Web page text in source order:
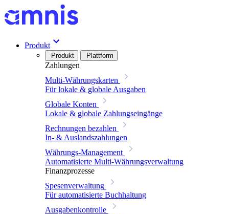
Produkt
Produkt Plattform
Zahlungen
Multi-Währungskarten
Für lokale & globale Ausgaben
Globale Konten
Lokale & globale Zahlungseingänge
Rechnungen bezahlen
In- & Auslandszahlungen
Währungs-Management
Automatisierte Multi-Währungsverwaltung
Finanzprozesse
Spesenverwaltung
Für automatisierte Buchhaltung
Ausgabenkontrolle